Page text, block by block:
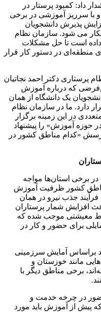
داد: کمبود پرستار در
با سرریز آموزشی در برخی
پذیرش دانشجویان
می شود. سازمان نظام
داده است تا حل مشکلات
منطقه‌ای در دستور کار قرار
پرستاری دکتر احمد نجاتیان
که درباره آموزش
یک دانشگاه از همان
دارد. ما در سازمان نظام
در این زمینه برگزار
حوزه آموزش» را پیشنهاد
«کدام مناطق کشور در
در برخی استان‌ها مواجه
کشور ظرفیت آموزش
جذب نیرو در همان
افزایش شمار پرستاران
معیشتی موجب شده که
برای حضور و کار در
براساس آمایش سرزمینی
مانند خوزستان و
برخی مناطق دیگر با
.
حضور در چرخه خدمت و
پیش از آموزش باید مورد